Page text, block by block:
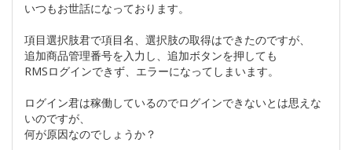
いつもお世話になっております。
項目選択肢君で項目名、選択肢の取得はできたのですが、
追加商品管理番号を入力し、追加ボタンを押しても
RMSログインできず、エラーになってしまいます。
ログイン君は稼働しているのでログインできないとは思えな
いのですが、
何が原因なのでしょうか？